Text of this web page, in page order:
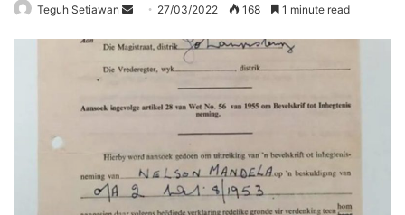
Teguh Setiawan
Send
email
27/03/2022 168 1 minute read